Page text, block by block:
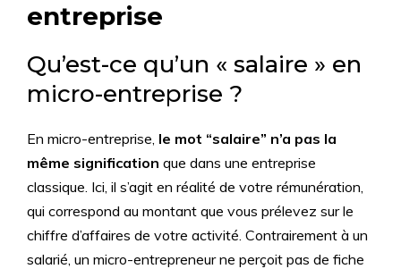
entreprise
Qu’est-ce qu’un « salaire » en
micro-entreprise ?
En micro-entreprise, le mot “salaire” n’a pas la
même signification que dans une entreprise
classique. Ici, il s’agit en réalité de votre rémunération,
qui correspond au montant que vous prélevez sur le
chiffre d’affaires de votre activité. Contrairement à un
salarié, un micro-entrepreneur ne perçoit pas de fiche